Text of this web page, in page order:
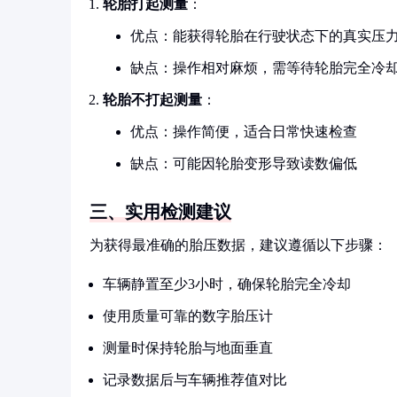
轮胎打起测量 ：
优点：能获得轮胎在行驶状态下的真实压
缺点：操作相对麻烦，需等待轮胎完全冷
轮胎不打起测量 ：
优点：操作简便，适合日常快速检查
缺点：可能因轮胎变形导致读数偏低
三、实用检测建议
为获得最准确的胎压数据，建议遵循以下步骤：
车辆静置至少3小时，确保轮胎完全冷却
使用质量可靠的数字胎压计
测量时保持轮胎与地面垂直
记录数据后与车辆推荐值对比